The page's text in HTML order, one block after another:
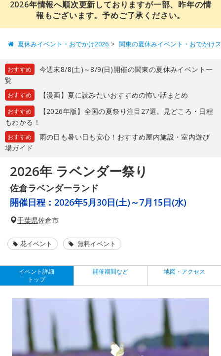
2026年情報へ順次更新しておりますが一部、昨年の情
報もございます。予めご了承ください。
夏休みイベント・おでかけ2026 関東の夏休みイベント・おでかけ
おすすめ
今週末8/8(土)～8/9(日)開催の関東の夏休みイベント一
覧
おすすめ 【漫画】夏に読みたいおすすめの怖い話まとめ
おすすめ
【2026年版】全国の夏祭り注目27選。見どころ・日程
もわかる！
おすすめ
雨の日も暑い日も安心！おすすめ屋内施設・室内遊び
場ガイド
2026年 ラベンダー祭り
佐倉ラベンダーランド
開催日程： 2026年5月30日(土)～7月15日(水)
千葉県佐倉市
花イベント 無料イベント
イベント詳細
トップ
開催期間など 地図・アクセス